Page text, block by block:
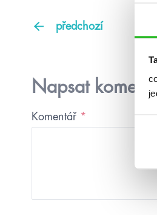
předchozí
Napsat
Komentář *